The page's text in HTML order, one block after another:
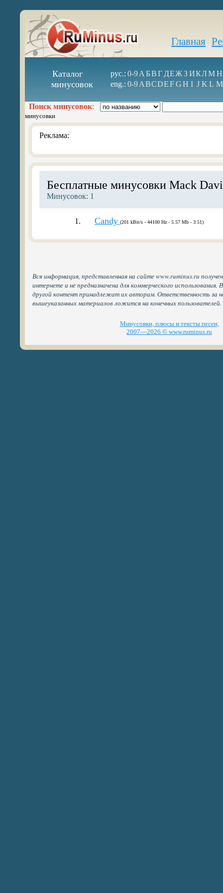
Главная
Каталог
минусовок
рус.: 0-9А БВГ ДЕЖ З ИКЛМН
eng.: 0-9ABCDEFGH I J K L M
Поиск минусовок:
минусовки
Реклама:
Бесплатные минусовки Mack
Минусовок: 1
1. Candy (201 kBit/s - 44100 Hz - 5.57 Mb - 3:51)
Вся информация, представленная на сайте www.ruminus.ru
интернете и не предназначена для коммерческого
другой контент принадлежат их авторам. Ответственность за
вышеуказанных материалов ложится на конечных пользователей.
Минусовки, плюсы и тексты песен,
2007—2026 © www.ruminus.ru